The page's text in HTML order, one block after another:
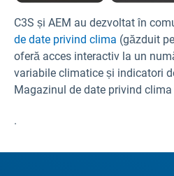
C3S și AEM au dezvoltat în
de date privind clima (găzduit
oferă acces interactiv la un
variabile climatice și indicatori
Magazinul de date privind clima
.